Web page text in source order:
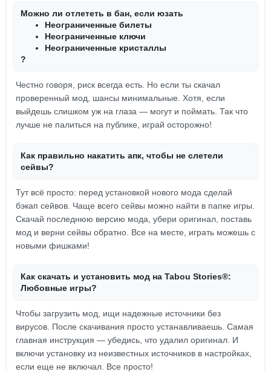
Можно ли отлететь в бан, если юзать
Неограниченные билеты
Неограниченные ключи
Неограниченные кристаллы
?
Честно говоря, риск всегда есть. Но если ты скачал
проверенный мод, шансы минимальные. Хотя, если
выйдешь слишком уж на глаза — могут и поймать. Так что
лучше не палиться на публике, играй осторожно!
Как правильно накатить апк, чтобы не слетели
сейвы?
Тут всё просто: перед установкой нового мода сделай
бэкап сейвов. Чаще всего сейвы можно найти в папке игры.
Скачай последнюю версию мода, убери оригинал, поставь
мод и верни сейвы обратно. Все на месте, играть можешь с
новыми фишками!
Как скачать и установить мод на Tabou Stories®:
Любовные игры?
Чтобы загрузить мод, ищи надежные источники без
вирусов. После скачивания просто устанавливаешь. Самая
главная инструкция — убедись, что удалил оригинал. И
включи установку из неизвестных источников в настройках,
если еще не включал. Все просто!